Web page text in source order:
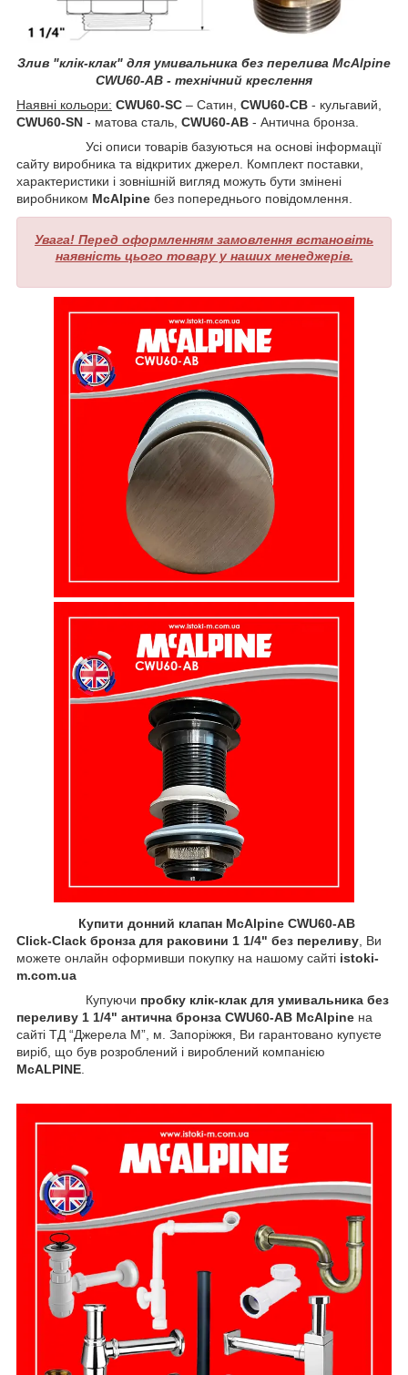
Злив "клік-клак" для умивальника без перелива McAlpine
CWU60-AB - технічний креслення
Наявні кольори: CWU60-SC – Сатин, CWU60-CB - кульгавий,
CWU60-SN - матова сталь, CWU60-AB - Антична бронза.
Усі описи товарів базуються на основі інформації
сайту виробника та відкритих джерел. Комплект поставки,
характеристики і зовнішній вигляд можуть бути змінені
виробником McAlpine без попереднього повідомлення.
Увага! Перед оформленням замовлення встановіть
наявність цього товару у наших менеджерів.
Купити донний клапан McAlpine CWU60-АВ
Сlick-Сlack бронза для раковини 1 1/4" без переливу, Ви
можете онлайн оформивши покупку на нашому сайті istoki-
m.com.ua
Купуючи пробку клік-клак для умивальника без
переливу 1 1/4" антична бронза CWU60-AB McAlpine на
сайті ТД “Джерела М”, м. Запоріжжя, Ви гарантовано купуєте
виріб, що був розроблений і вироблений компанією
McALPINE.